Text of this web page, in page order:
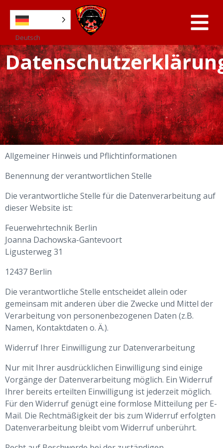
Deutsch
Allgemeiner Hinweis und Pflichtinformationen
Benennung der verantwortlichen Stelle
Die verantwortliche Stelle für die Datenverarbeitung auf
dieser Website ist:
Feuerwehrtechnik Berlin
Joanna Dachowska-Gantevoort
Ligusterweg 31
12437 Berlin
Die verantwortliche Stelle entscheidet allein oder
gemeinsam mit anderen über die Zwecke und Mittel der
Verarbeitung von personenbezogenen Daten (z.B.
Namen, Kontaktdaten o. Ä.).
Widerruf Ihrer Einwilligung zur Datenverarbeitung
Nur mit Ihrer ausdrücklichen Einwilligung sind einige
Vorgänge der Datenverarbeitung möglich. Ein Widerruf
Ihrer bereits erteilten Einwilligung ist jederzeit möglich.
Für den Widerruf genügt eine formlose Mitteilung per E-
Mail. Die Rechtmäßigkeit der bis zum Widerruf erfolgten
Datenverarbeitung bleibt vom Widerruf unberührt.